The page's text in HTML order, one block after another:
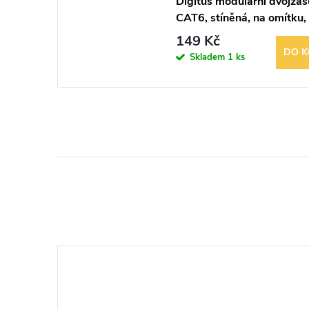
CAT6, stíněná, na omítku,
bílá
149 Kč
Skladem 1 ks DO